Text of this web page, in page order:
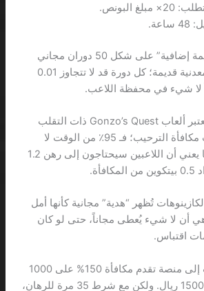
البونص.
LeoVegas يضيف “قيمة إضافية” على شكل 50 دوران مجاني
يُقارنها بتقليب عملة معدنية قديمة؛ كل دورة قد لا تتجاوز 0.01
لا شيء في محفظة اللاعب.
ومن الناحية التقنية، تعتبر ألعاب Gonzo’s Quest ذات التقلب
العالي مماثلة لتقلبات مكافأة الترحيب؛ فـ 95٪ من الوقت لا
يتخطى العائد 85٪، ما يعني أن اللاعبين سيحتاجون إلى رهن 1.2
تُظهر “هدية” مجانية كأنها أمل
أن لا شيء يُعطى مجاناً، حتى لو كان
اقتباس.
مثال عملي: إذا دخلت إلى منصة تقدم مكافأة 150% على 1000
ريال، فستحصل على 1500 ريال. ولكن مع شرط 35 مرة للرهان،